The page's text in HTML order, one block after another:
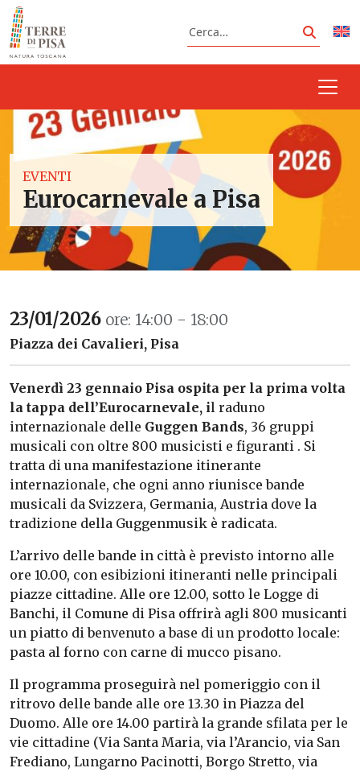
Vai al contenuto
Cerca
Cerca
EVENTI
Eurocarnevale a Pisa
23/01/2026 ore: 14:00 - 18:00
Piazza dei Cavalieri, Pisa
Venerdì 23 gennaio Pisa ospita per la prima volta
la tappa dell’Eurocarnevale, il raduno
internazionale delle Guggen Bands, 36 gruppi
musicali con oltre 800 musicisti e figuranti . Si
tratta di una manifestazione itinerante
internazionale, che ogni anno riunisce bande
musicali da Svizzera, Germania, Austria dove la
tradizione della Guggenmusik è radicata.
L’arrivo delle bande in città è previsto intorno alle
ore 10.00, con esibizioni itineranti nelle principali
piazze cittadine. Alle ore 12.00, sotto le Logge di
Banchi, il Comune di Pisa offrirà agli 800 musicanti
un piatto di benvenuto a base di un prodotto locale:
pasta al forno con carne di mucco pisano.
Il programma proseguirà nel pomeriggio con il
ritrovo delle bande alle ore 13.30 in Piazza del
Duomo. Alle ore 14.00 partirà la grande sfilata per le
vie cittadine (Via Santa Maria, via l’Arancio, via San
Frediano, Lungarno Pacinotti, Borgo Stretto, via